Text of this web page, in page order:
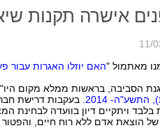
אישרה תקנות
מאתמול "האם יוזלו האגרות עבור
הסביבה, בראשות ממלא מקום
2014
. בעקבות דרישת
ויתקיים דיון בוועדה לבחינת
הוצאת אדם ללא רוח חיים, והפטור